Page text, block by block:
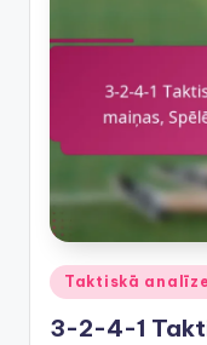
Posted
Taktiskā
3-2-4-1